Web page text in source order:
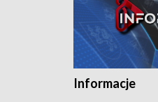
Informacje